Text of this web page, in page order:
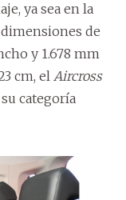
ya sea en la
de
y 1.678 mm
cm, el Aircross
categoría